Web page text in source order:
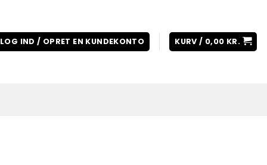
LOG IND / OPRET EN KUNDEKONTO KURV / 0,00 KR.